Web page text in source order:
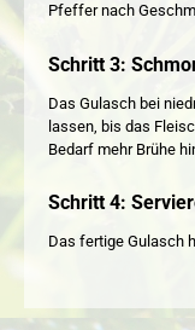
Pfeffer nach
Schritt 3:
Das Gulasch bei
lassen, bis das
Bedarf mehr Brühe
Schritt 4:
Das fertige Gulasch